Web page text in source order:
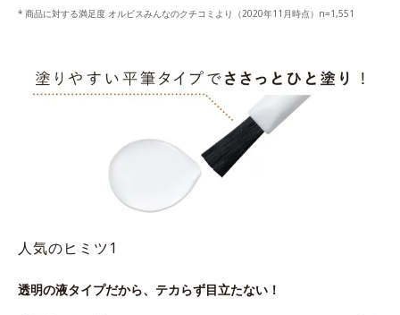
商品に対する満足度 オルビスみんなのクチコミより（2020年11月時点）n=1,551
人気のヒミツ1
透明の液タイプだから、テカらず目立たない！